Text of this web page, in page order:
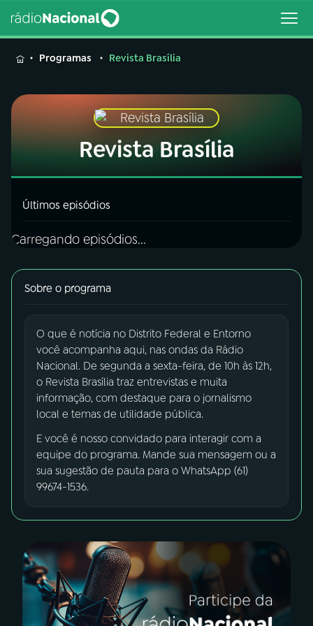
MENU
Buscar
na
Nacional
03PROGRAMAÇÃO
04 PROGRAMAS
05PODCASTS
06VIDEOCASTS
08FESTIVAL DE MÚSICA
ACOMPANHE A RÁDIO NACIONAL
Programas Revista Brasília
Revista Brasília
Últimos episódios
Carregando episódios...
Sobre o programa
O que é notícia no Distrito Federal e Entorno
você acompanha aqui, nas ondas da Rádio
Nacional. De segunda a sexta-feira, de 10h às 12h,
o Revista Brasília traz entrevistas e muita
informação, com destaque para o jornalismo
local e temas de utilidade pública.
E você é nosso convidado para interagir com a
equipe do programa. Mande sua mensagem ou a
sua sugestão de pauta para o WhatsApp (61)
99674-1536.